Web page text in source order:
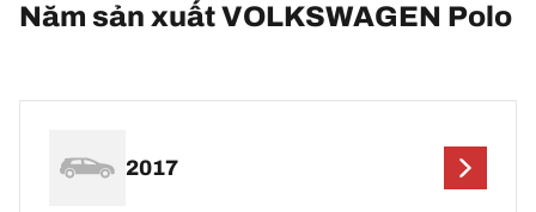
Năm sản xuất VOLKSWAGEN Polo
2017